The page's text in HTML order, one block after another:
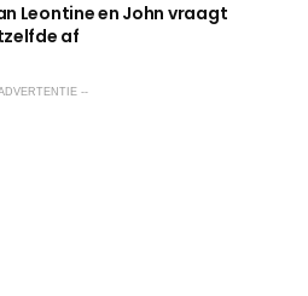
Leontine en John vraagt
af
--